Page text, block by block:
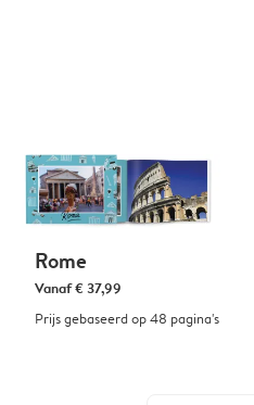
Rome
Vanaf€ 37,99
Prijs gebaseerd op 48 pagina's